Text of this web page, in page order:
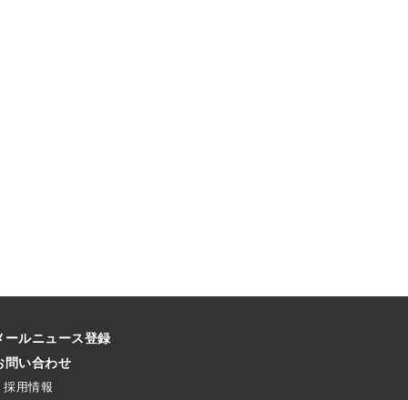
ールニュース登録
問い合わせ
採用情報